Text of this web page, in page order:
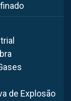
de Explosão